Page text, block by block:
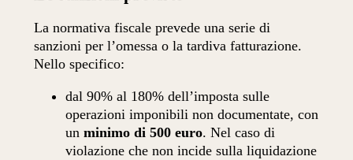
La normativa fiscale prevede una serie di
sanzioni per l’omessa o la tardiva fatturazione.
Nello specifico:
dal 90% al 180% dell’imposta sulle
operazioni imponibili non documentate, con
unminimo di 500 euro. Nel caso di
violazione che non incide sulla liquidazione